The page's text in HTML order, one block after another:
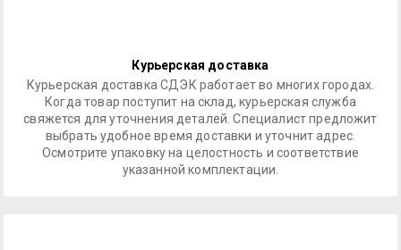
Курьерская доставка
Курьерская доставка СДЭК работает во многих городах.
Когда товар поступит на склад, курьерская служба
свяжется для уточнения деталей. Специалист предложит
выбрать удобное время доставки и уточнит адрес.
Осмотрите упаковку на целостность и соответствие
указанной комплектации.